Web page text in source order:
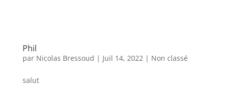
Phil
par Nicolas Bressoud | Juil 14, 2022| Non classé
salut